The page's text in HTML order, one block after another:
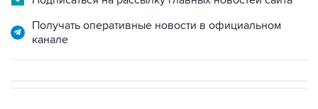
Получать оперативные новости в официальном
канале